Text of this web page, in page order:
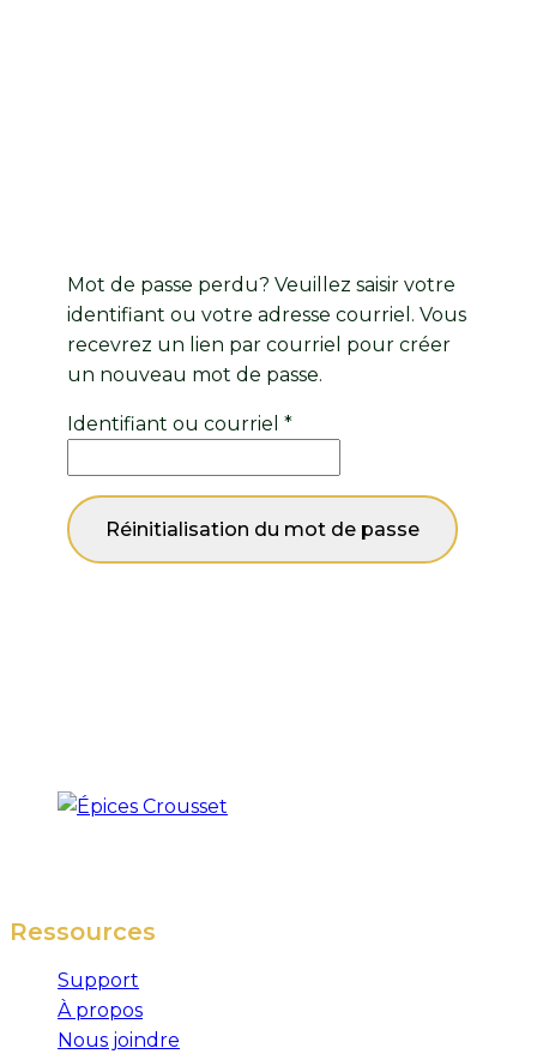
Mot de passe perdu? Veuillez saisir votre
identifiant ou votre adresse courriel. Vous
recevrez un lien par courriel pour créer
un nouveau mot de passe.
Identifiant ou courriel *Obligatoire
Réinitialisation du mot de passe
Ressources
Support
À propos
Nous joindre